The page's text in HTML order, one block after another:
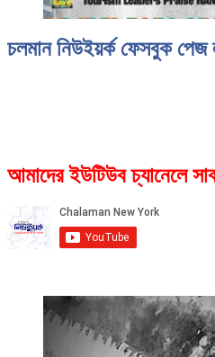
চলমান নিউইয়র্ক ফেসবুক পেজ
আমাদের ইউটিউব চ্যানেলে